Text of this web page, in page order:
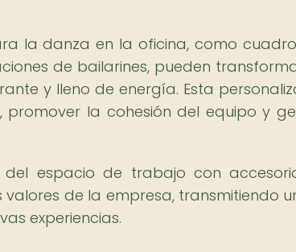
la danza en la oficina, como
de bailarines, pueden
y lleno de energía. Esta
la cohesión del equipo y
del espacio de trabajo con
de la empresa, transmitiendo
experiencias.